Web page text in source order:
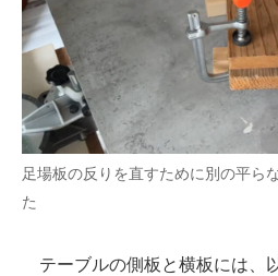
足場板の反りを直すために別の平ら
た
テーブルの側板と横板には、